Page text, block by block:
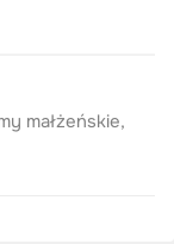
małżeńskie,